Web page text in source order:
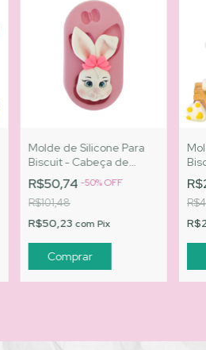
Molde de Silicone Para
Biscuit - Cabeça de
Coelho PG |Cód.2682
R$50,74-50%OFF
R$101,48
R$50,23com Pix